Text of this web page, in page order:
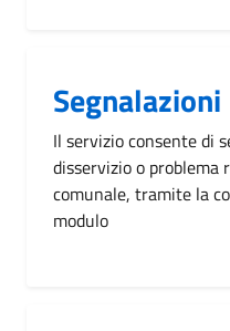
Segnalazioni
Il servizio consente di
disservizio o
comunale, tramite la
modulo